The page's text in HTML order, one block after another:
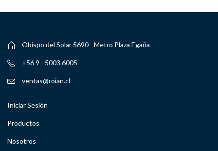
Obispo del Solar 5690 - Metro Plaza Egaña
+56 9 - 5003 6005
ventas@roian.cl
Iniciar Sesión
Productos
Nosotros